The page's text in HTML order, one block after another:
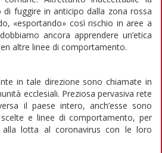
fuggire in anticipo dalla zona rossa
«esportando» così rischio in aree a
ancora apprendere un’etica
altre linee di comportamento.
in tale direzione sono chiamate in
ecclesiali. Preziosa pervasiva rete
il paese intero, anch’esse sono
e linee di comportamento, per
alla lotta al coronavirus con le loro